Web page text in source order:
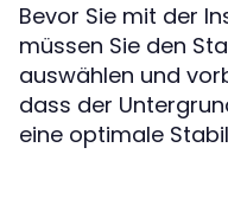
Bevor Sie mit der
müssen Sie den
auswählen und
dass der
eine optimale